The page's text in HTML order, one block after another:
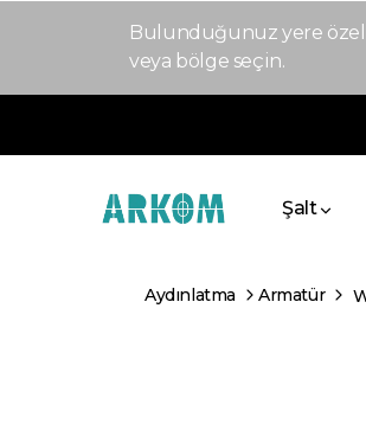
Bulunduğunuz yere
veya bölge seçin.
Şalt
Aydınlatma Armatür